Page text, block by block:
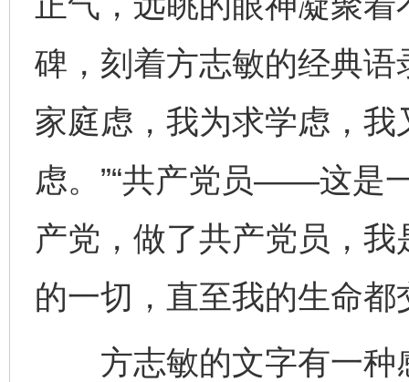
碑，刻着方志敏的经典语
家庭虑，我为求学虑，
虑。”“共产党员——这是
产党，做了共产党员，
的一切，直至我的生命都
方志敏的文字有一种